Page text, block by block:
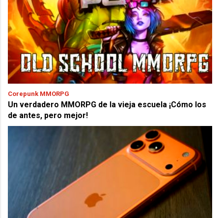
Corepunk MMORPG
Un verdadero MMORPG de la vieja escuela ¡Cómo los
de antes, pero mejor!